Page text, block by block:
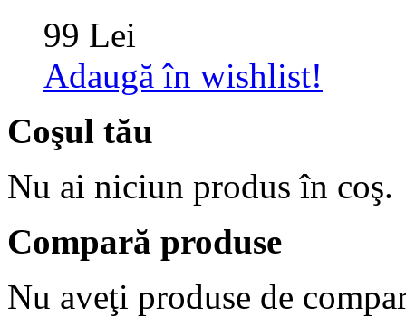
99 Lei
Adaugă în wishlist!
Coşul tău
Nu ai niciun produs în coş.
Compară produse
Nu aveţi produse de